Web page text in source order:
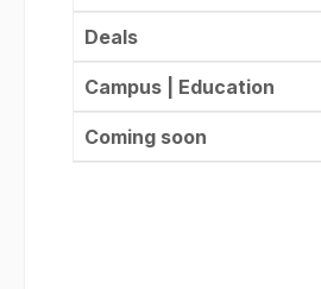
Deals
Campus | Education
Coming soon